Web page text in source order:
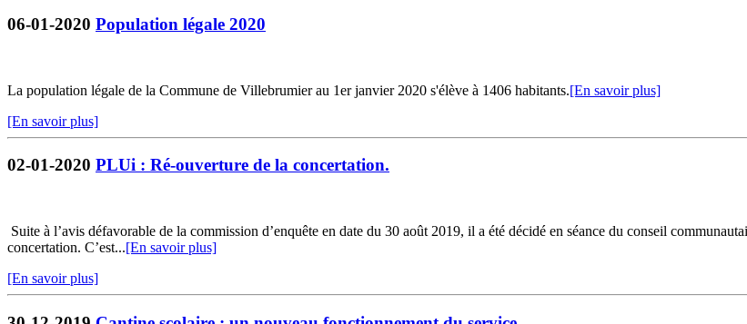
06-01-2020 Population légale 2020
La population légale de la Commune de Villebrumier au 1er janvier 2020 s'élève à 1406 habitants.[En savoir plus]
[En savoir plus]
02-01-2020 PLUi : Ré-ouverture de la concertation.
Suite à l’avis défavorable de la commission d’enquête en date du 30 août 2019, il a été décidé en séance du conseil
concertation. C’est...[En savoir plus]
[En savoir plus]